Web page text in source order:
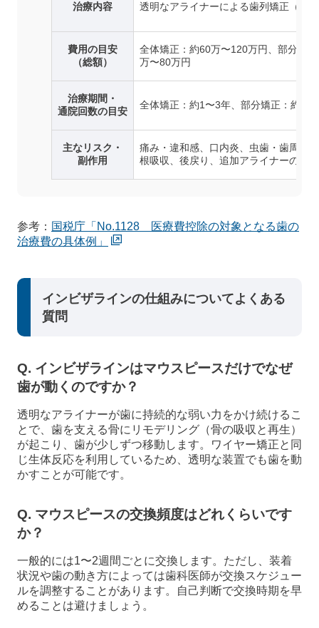
治療内容 透明なアライナーによる歯列矯正（自
費用の目安
（総額）
全体矯正：約60万〜120万円、部分矯
万〜80万円
治療期間・
通院回数の目安
全体矯正：約1〜3年、部分矯正：約3か
主なリスク・
副作用
痛み・違和感、口内炎、虫歯・歯周病
根吸収、後戻り、追加アライナーの発
参考： 国税庁「No.1128 医療費控除の対象となる歯の
治療費の具体例」
インビザラインの仕組みについてよくある
質問
Q. インビザラインはマウスピースだけでなぜ
歯が動くのですか？
透明なアライナーが歯に持続的な弱い力をかけ続けるこ
とで、歯を支える骨にリモデリング（骨の吸収と再生）
が起こり、歯が少しずつ移動します。ワイヤー矯正と同
じ生体反応を利用しているため、透明な装置でも歯を動
かすことが可能です。
Q. マウスピースの交換頻度はどれくらいです
か？
一般的には1〜2週間ごとに交換します。ただし、装着
状況や歯の動き方によっては歯科医師が交換スケジュー
ルを調整することがあります。自己判断で交換時期を早
めることは避けましょう。